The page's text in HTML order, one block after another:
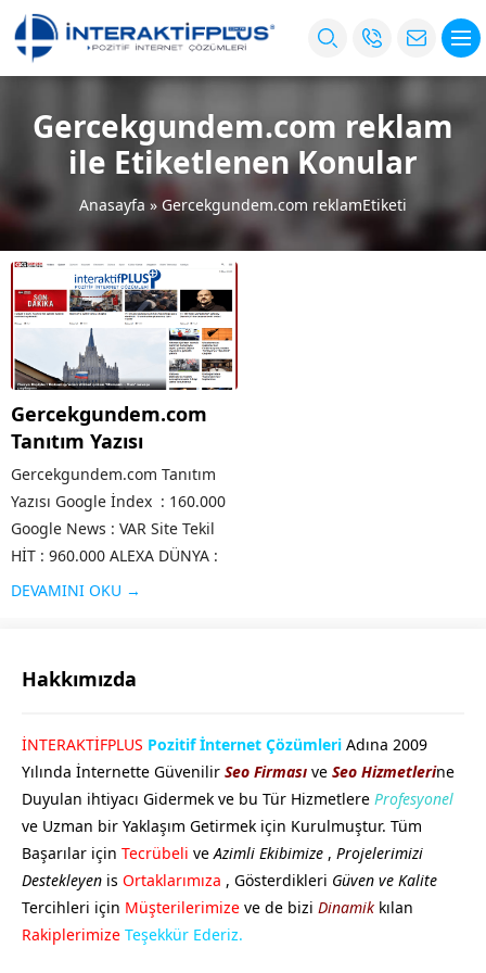
Gercekgundem.com reklam
ile Etiketlenen Konular
Anasayfa » Gercekgundem.com reklamEtiketi
Gercekgundem.com
Tanıtım Yazısı
Gercekgundem.com Tanıtım
Yazısı Google İndex : 160.000
Google News : VAR Site Tekil
HİT : 960.000 ALEXA DÜNYA :
48.698 ALEXA TR : 817 DA
DEVAMINI OKU →
Hakkımızda
İNTERAKTİFPLUS Pozitif İnternet Çözümleri Adına 2009
Yılında İnternette Güvenilir Seo Firması ve Seo Hizmetlerine
Duyulan ihtiyacı Gidermek ve bu Tür Hizmetlere Profesyonel
ve Uzman bir Yaklaşım Getirmek için Kurulmuştur. Tüm
Başarılar için Tecrübeli ve Azimli Ekibimize , Projelerimizi
Destekleyen is Ortaklarımıza , Gösterdikleri Güven ve Kalite
Tercihleri için Müşterilerimize ve de bizi Dinamik kılan
Rakiplerimize Teşekkür Ederiz.
GÖKHAN GÖKMEN